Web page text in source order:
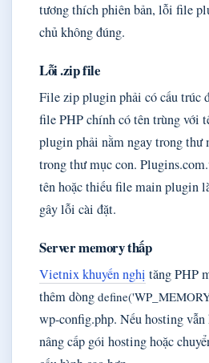
tương thích phiên bản, lỗi file
chủ không đúng.
Lỗi .zip file
File zip plugin phải có cấu trúc
file PHP chính có tên trùng với
plugin phải nằm ngay trong thư
trong thư mục con.
tên hoặc thiếu file main plugin
gây lỗi cài đặt.
Server memory thấp
Vietnix khuyến nghị tăng PHP
thêm dòng
wp-config.php. Nếu hosting vẫn
nâng cấp gói hosting hoặc